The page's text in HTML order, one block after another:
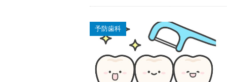
予防歯科